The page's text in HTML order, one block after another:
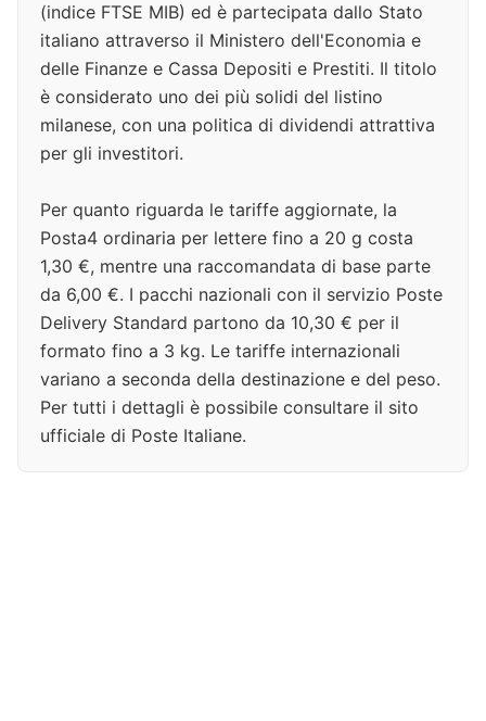
(indice FTSE MIB) ed è partecipata dallo Stato
italiano attraverso il Ministero dell'Economia e
delle Finanze e Cassa Depositi e Prestiti. Il titolo
è considerato uno dei più solidi del listino
milanese, con una politica di dividendi attrattiva
per gli investitori.
Per quanto riguarda le tariffe aggiornate, la
Posta4 ordinaria per lettere fino a 20 g costa
1,30 €, mentre una raccomandata di base parte
da 6,00 €. I pacchi nazionali con il servizio Poste
Delivery Standard partono da 10,30 € per il
formato fino a 3 kg. Le tariffe internazionali
variano a seconda della destinazione e del peso.
Per tutti i dettagli è possibile consultare il sito
ufficiale di Poste Italiane.